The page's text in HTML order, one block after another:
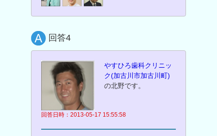
回答4
やすひろ歯科クリニッ
ク(加古川市加古川町)
の北野です。
回答日時：2013-05-17 15:55:58